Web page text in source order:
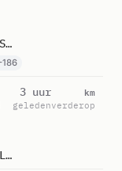
A1 AMBU 18186 ALBERT EINSTEINSTRAAT 3261LP OUD-BEIJERLAND OUDBLD BON 122832
A1 ALBERT EINSTEINSTRAAT 3261LP OUD-BEIJERLAND OUDBLD
3 uur
geleden
km
verderop